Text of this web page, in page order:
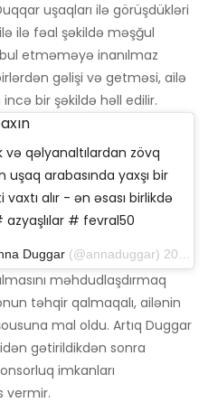
uşaqları ilə görüşdükləri
ilə fəal şəkildə məşğul
etməməyə inanılmaz
gəlişi və getməsi, ailə
bir şəkildə həll edilir.
qəlyanaltılardan zövq
arabasında yaxşı bir
alır - ən əsası birlikdə
# fevral50
Duggar (@annaduggar) 20 Fevral 2019 tarixində 13:43 PST
məhdudlaşdırmaq
təhqir qalmaqalı, ailənin
mal oldu. Artıq Duggar
gətirildikdən sonra
imkanları
vermir.